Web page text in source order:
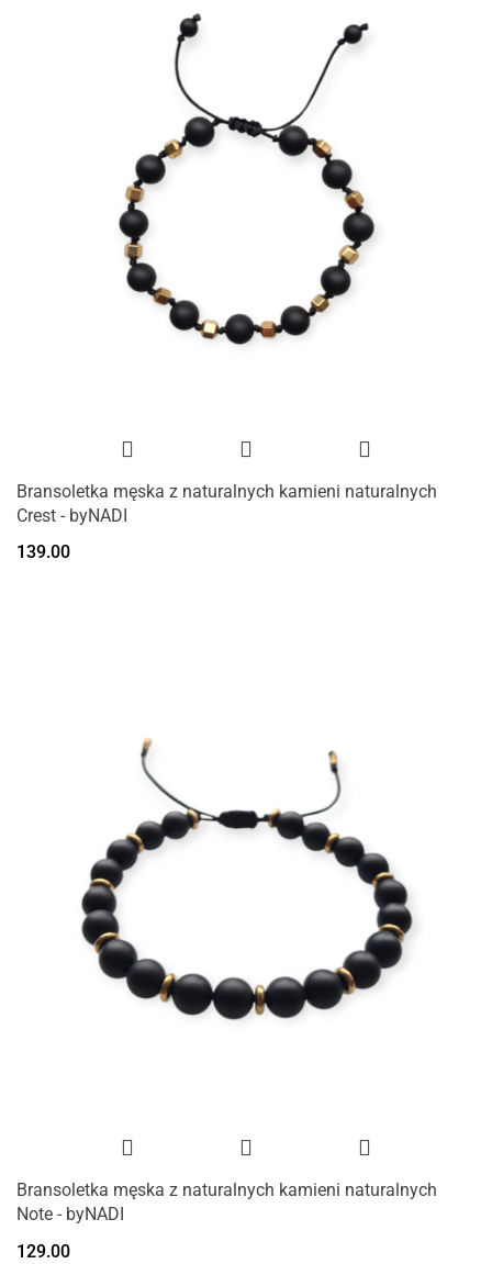
Bransoletka męska z naturalnych kamieni naturalnych
Crest - byNADI
139.00
Bransoletka męska z naturalnych kamieni naturalnych
Note - byNADI
129.00